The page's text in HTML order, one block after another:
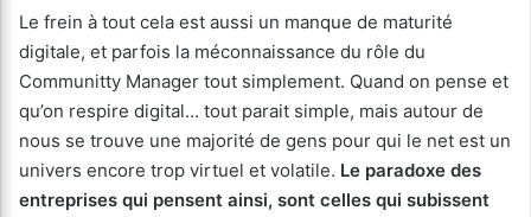
Le frein à tout cela est aussi un manque de maturité
digitale, et parfois la méconnaissance du rôle du
Communitty Manager tout simplement. Quand on pense et
qu’on respire digital… tout parait simple, mais autour de
nous se trouve une majorité de gens pour qui le net est un
univers encore trop virtuel et volatile. Le paradoxe des
entreprises qui pensent ainsi, sont celles qui subissent